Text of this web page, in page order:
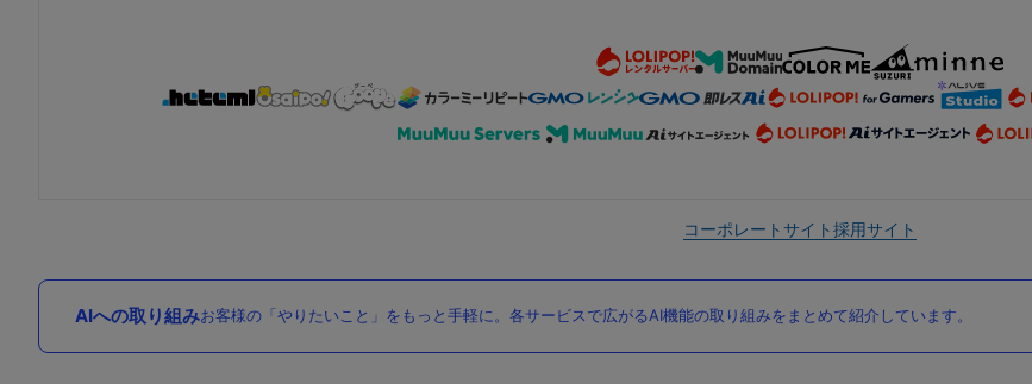
コーポレートサイト採用サイト
AIへの取り組みお客様の「やりたいこと」をもっと手軽に。各サービスで広がるAI機能の取り組みをまとめて紹介しています。